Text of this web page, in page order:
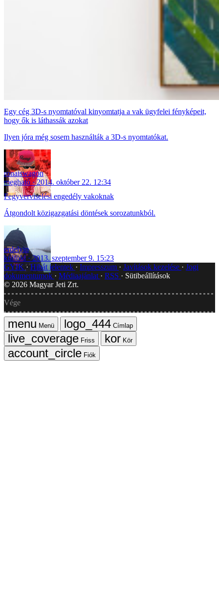
Egy cég 3D-s nyomtatóval kinyomtatja a vak ügyfelei fényképeit,
hogy ők is láthassák azokat
Ilyen jóra még sosem használták a 3D-s nyomtatókat.
ronaiswagon
megható
2014. október 22. 12:34
Fegyverviselési engedély vakoknak
Átgondolt közigazgatási döntések sorozatunkból.
erdelyip
külföld
2013. szeptember 9. 15:23
GYIK
Hibát jelentek Impresszum Javítások kezelése
Jogi
dokumentumok
Médiaajánlat RSS
Sütibeállítások
© 2026 Magyar Jeti Zrt.
Vége
Menü
Címlap
Friss
Kör
Fiók